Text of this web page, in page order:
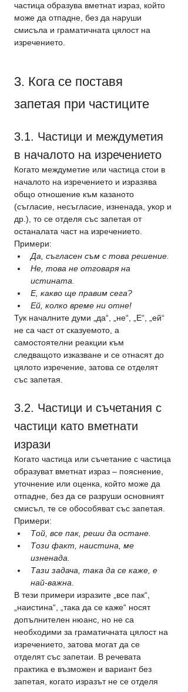
частица образува вметнат израз, който
може да отпадне, без да наруши
смисъла и граматичната цялост на
изречението.
3. Кога се поставя
запетая при частиците
3.1. Частици и междуметия
в началото на изречението
Когато междуметие или частица стои в
началото на изречението и изразява
общо отношение към казаното
(съгласие, несъгласие, изненада, укор и
др.), то се отделя със запетая от
останалата част на изречението.
Примери:
Да, съгласен съм с това решение.
Не, това не отговаря на
истината.
Е, какво ще правим сега?
Ей, колко време ни отне!
Тук началните думи „да“, „не“, „Е“, „ей“
не са част от сказуемото, а
самостоятелни реакции към
следващото изказване и се отнасят до
цялото изречение, затова се отделят
със запетая.
3.2. Частици и съчетания с
частици като вметнати
изрази
Когато частица или съчетание с частица
образуват вметнат израз – пояснение,
уточнение или оценка, който може да
отпадне, без да се разруши основният
смисъл, те се обособяват със запетая.
Примери:
Той, все пак, реши да остане.
Този факт, наистина, ме
изненада.
Тази задача, така да се каже, е
най-важна.
В тези примери изразите „все пак“,
„наистина“, „така да се каже“ носят
допълнителен нюанс, но не са
необходими за граматичната цялост на
изречението, затова могат да се
отделят със запетаи. В речевата
практика е възможен и вариант без
запетая, когато изразът не се отделя